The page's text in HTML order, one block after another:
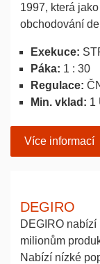
Více informací
1997, která
obchodování
Exekuce:
Páka: 1 : 30
Regulace:
Min. vklad: 1
DEGIRO
DEGIRO nabízí
milionům
Nabízí nízké